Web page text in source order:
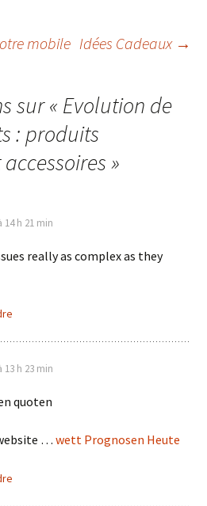
mobile Idées Cadeaux →
sur « Evolution de
: produits
»
14 h 21 min
really as complex as they
13 h 23 min
quoten
… wett Prognosen Heute